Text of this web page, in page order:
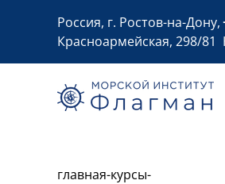
Россия, г. Ростов-на-Дону,
Красноармейская, 298/81
главная-курсы-